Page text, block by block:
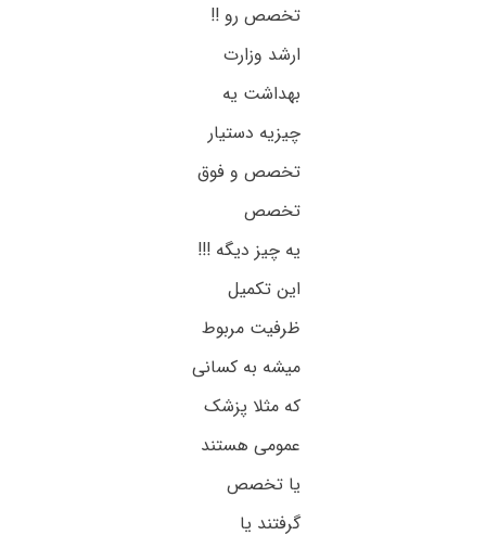
تخصص رو !!
ارشد وزارت
بهداشت یه
چیزیه دستیار
تخصص و فوق
تخصص
یه چیز دیگه !!!
این تکمیل
ظرفیت مربوط
میشه به کسانی
که مثلا پزشک
عمومی هستند
یا تخصص
گرفتند یا